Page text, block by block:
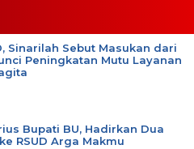
Sinarilah Sebut Masukan dari
Peningkatan Mutu Layanan
Bupati BU, Hadirkan Dua
RSUD Arga Makmu